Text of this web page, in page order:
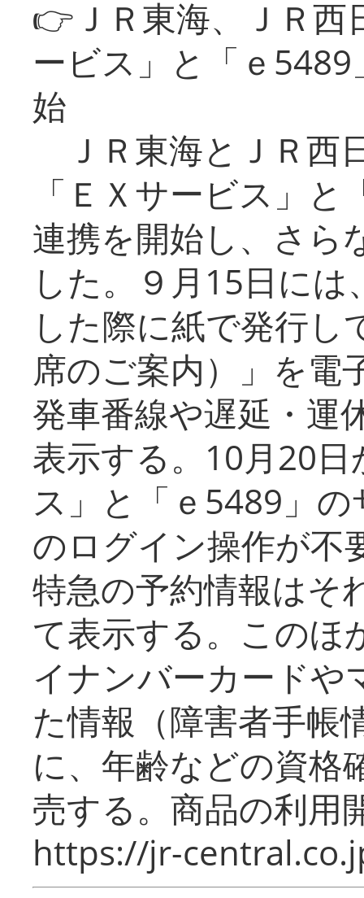
👉ＪＲ東海、ＪＲ
ービス」と「ｅ
始
ＪＲ東海とＪＲ西
「ＥＸサービス」
連携を開始し、さら
した。９月15日に
した際に紙で発行し
席のご案内）」を電
発車番線や遅延・運
表示する。10月20
ス」と「ｅ5489」
のログイン操作が不
特急の予約情報はそ
て表示する。このほ
イナンバーカードや
た情報（障害者手帳
に、年齢などの資格
売する。商品の利用
https://jr-